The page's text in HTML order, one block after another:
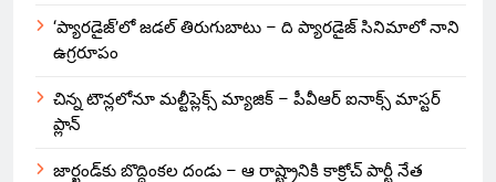
‘ప్యారడైజ్’లో జడల్ తిరుగుబాటు – ది ప్యారడైజ్ సినిమాలో నాని
ఉగ్రరూపం
చిన్న టౌన్లలోనూ మల్టీప్లెక్స్‌ మ్యాజిక్ – పీవీఆర్ ఐనాక్స్ మాస్టర్
ప్లాన్
జార్ఖండ్‌కు బొద్దింకల దండు – ఆ రాష్ట్రానికి కాక్రోచ్ పార్టీ నేత